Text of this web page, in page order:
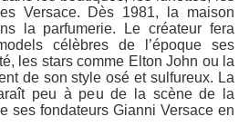
Versace. Dès 1981, la maison
la parfumerie. Le créateur fera
célèbres de l’époque ses
les stars comme Elton John ou la
de son style osé et sulfureux. La
peu à peu de la scène de la
ses fondateurs Gianni Versace en